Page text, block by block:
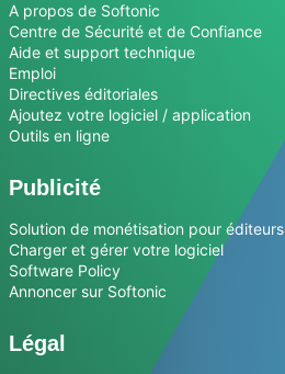
A propos de Softonic
Centre de Sécurité et de Confiance
Aide et support technique
Emploi
Directives éditoriales
Ajoutez votre logiciel / application
Outils en ligne
Publicité
Solution de monétisation pour éditeurs
Charger et gérer votre logiciel
Software Policy
Annoncer sur Softonic
Légal